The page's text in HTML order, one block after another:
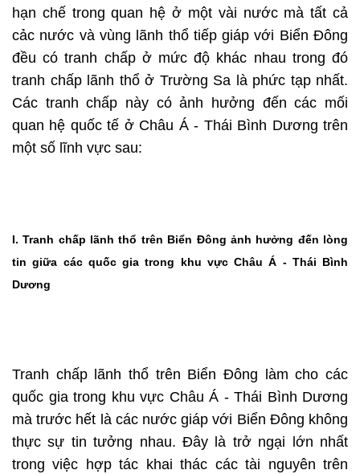
hạn chế trong quan hệ ở một vài nước mà tất cả
cảc nước và vùng lãnh thổ tiếp giáp với Biển Đông
đều có tranh chấp ở mức độ khác nhau trong đó
tranh chấp lãnh thổ ở Trường Sa là phức tạp nhất.
Các tranh chấp này có ảnh hưởng đến các mối
quan hệ quốc tế ở Châu Á - Thái Bình Dương trên
một số lĩnh vực sau:
I. Tranh chấp lãnh thổ trên Biển Đông ảnh hưởng đến lòng
tin giữa các quốc gia trong khu vực Châu Á - Thái Bình
Dương
Tranh chấp lãnh thổ trên Biển Đông làm cho các
quốc gia trong khu vực Châu Á - Thái Bình Dương
mà trước hết là các nước giáp với Biển Đông không
thực sự tin tưởng nhau. Đây là trở ngại lớn nhất
trong việc hợp tác khai thác các tài nguyên trên